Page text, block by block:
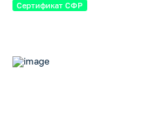
Сертификат СФР